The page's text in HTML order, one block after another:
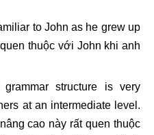
to John as he grew up
thuộc với John khi anh
structure is very
at an intermediate level.
cao này rất quen thuộc